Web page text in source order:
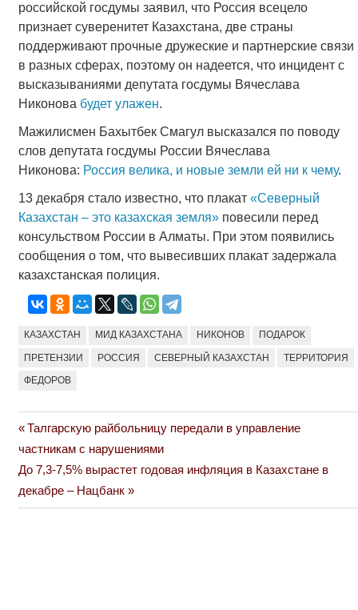
российской госдумы заявил, что Россия всецело
признает суверенитет Казахстана, две страны
поддерживают прочные дружеские и партнерские связи
в разных сферах, поэтому он надеется, что инцидент с
высказываниями депутата госдумы Вячеслава
Никонова будет улажен.
Мажилисмен Бахытбек Смагул высказался по поводу
слов депутата госдумы России Вячеслава
Никонова: Россия велика, и новые земли ей ни к чему.
13 декабря стало известно, что плакат «Северный
Казахстан ‒ это казахская земля»повесили перед
консульством России в Алматы. При этом появились
сообщения о том, что вывесивших плакат задержала
казахстанская полиция.
КАЗАХСТАН МИД КАЗАХСТАНА НИКОНОВ ПОДАРОК
ПРЕТЕНЗИИ РОССИЯ СЕВЕРНЫЙ КАЗАХСТАН ТЕРРИТОРИЯ
ФЕДОРОВ
Навигация
по
записям
Previous
Post:
Талгарскую райбольницу передали в управление
частникам с нарушениями
Next
Post:
До 7,3-7,5% вырастет годовая инфляция в Казахстане в
декабре – Нацбанк